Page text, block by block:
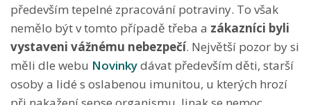
především tepelné zpracování potraviny. To však
nemělo být v tomto případě třeba a zákazníci byli
vystaveni vážnému nebezpečí. Největší pozor by si
měli dle webu Novinkydávat především děti, starší
osoby a lidé s oslabenou imunitou, u kterých hrozí